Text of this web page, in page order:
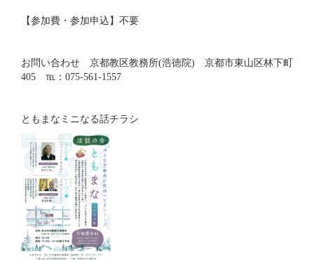
【参加費・参加申込】不要
お問い合わせ 京都教区教務所(浩徳院) 京都市東山区林下町
405 ℡：075-561-1557
ともまなミニなる話チラシ